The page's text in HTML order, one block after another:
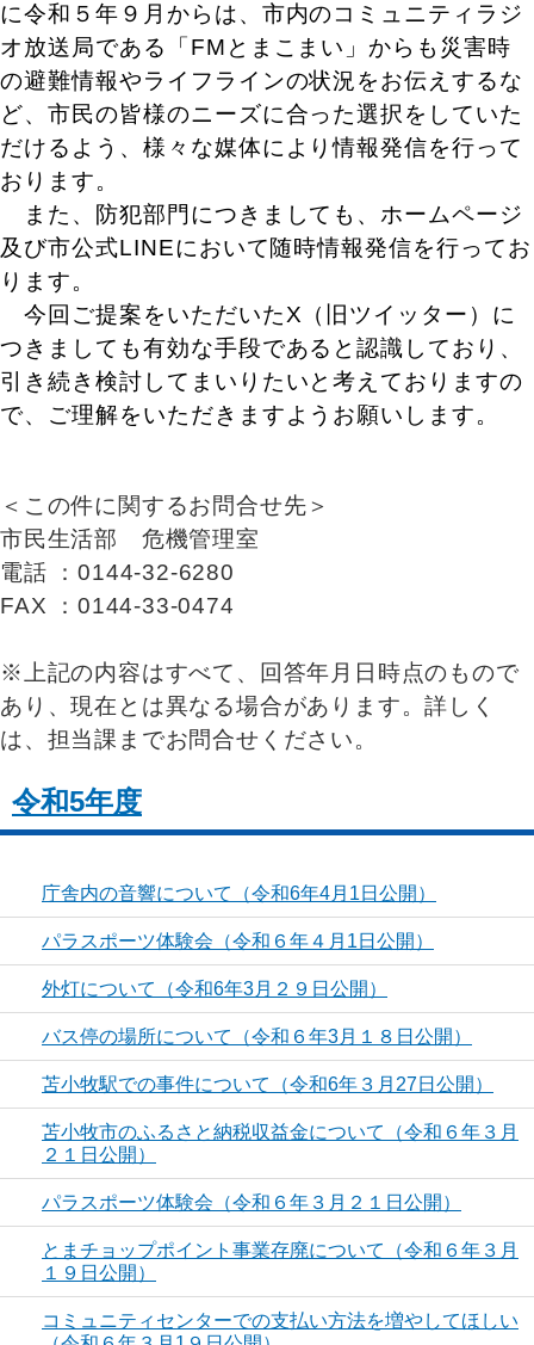
に令和５年９月からは、市内のコミュニティラジ
オ放送局である「FMとまこまい」からも災害時
の避難情報やライフラインの状況をお伝えするな
ど、市民の皆様のニーズに合った選択をしていた
だけるよう、様々な媒体により情報発信を行って
おります。
また、防犯部門につきましても、ホームページ
及び市公式LINEにおいて随時情報発信を行ってお
ります。
今回ご提案をいただいたX（旧ツイッター）に
つきましても有効な手段であると認識しており、
引き続き検討してまいりたいと考えておりますの
で、ご理解をいただきますようお願いします。
＜この件に関するお問合せ先＞
市民生活部 危機管理室
電話 ：0144-32-6280
FAX ：0144-33-0474
※上記の内容はすべて、回答年月日時点のもので
あり、現在とは異なる場合があります。詳しく
は、担当課までお問合せください。
令和5年度
庁舎内の音響について（令和6年4月1日公開）
パラスポーツ体験会（令和６年４月1日公開）
外灯について（令和6年3月２９日公開）
バス停の場所について（令和６年3月１８日公開）
苫小牧駅での事件について（令和6年３月27日公開）
苫小牧市のふるさと納税収益金について（令和６年３月
２１日公開）
パラスポーツ体験会（令和６年３月２１日公開）
とまチョップポイント事業存廃について（令和６年３月
１９日公開）
コミュニティセンターでの支払い方法を増やしてほしい